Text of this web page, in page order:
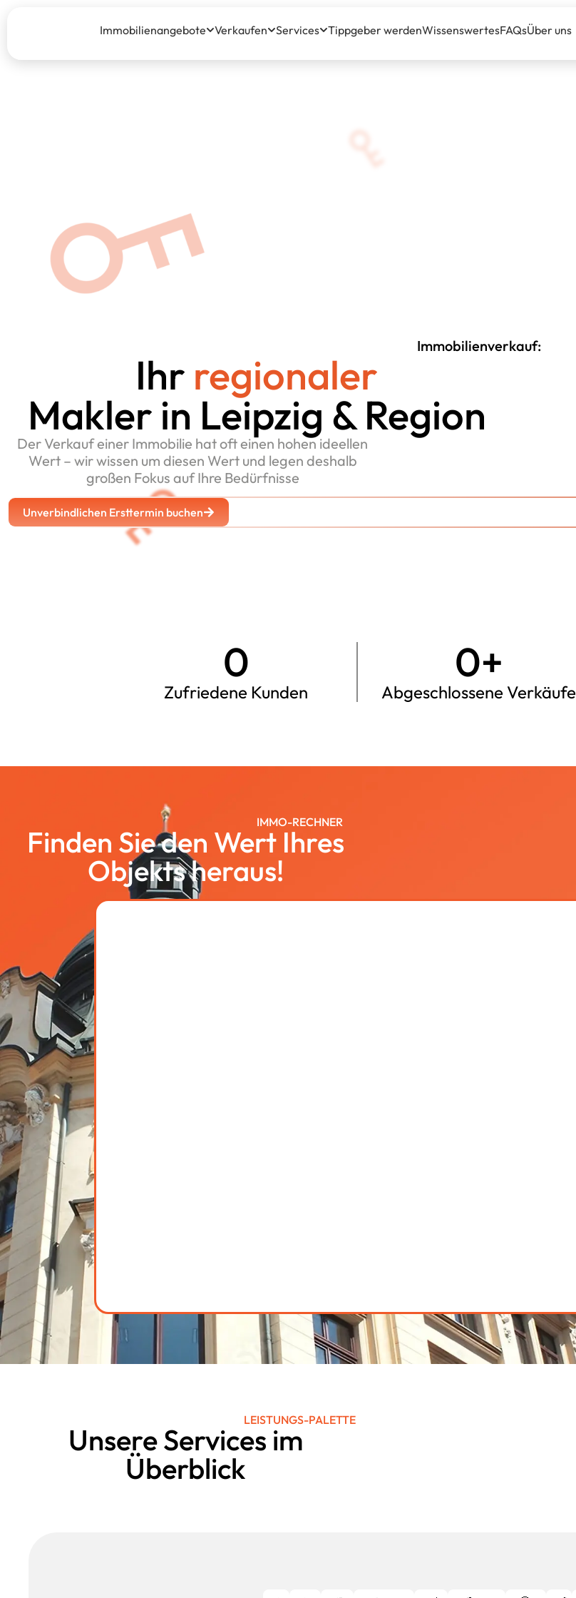
Immobilienangebote Verkaufen Services Tippgeber werdenWissenswertesFAQsÜber uns
Immobilienverkauf:
Ihr regionaler
Makler in Leipzig & Region
Der Verkauf einer Immobilie hat oft einen hohen ideellen
Wert – wir wissen um diesen Wert und legen deshalb
großen Fokus auf Ihre Bedürfnisse
Unverbindlichen Ersttermin buchen
Zufriedene Kunden
0
Abgeschlossene Verkäufe
0+
IMMO-RECHNER
Finden Sie den Wert Ihres
Objekts heraus!
LEISTUNGS-PALETTE
Unsere Services im
Überblick